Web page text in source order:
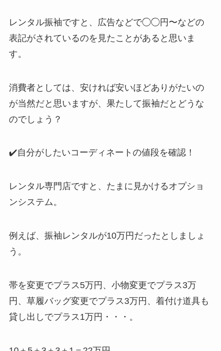
レンタル振袖ですと、広告などで◯◯円〜などの
表記がされているのを見たことがあると思いま
す。
消費者としては、安ければ安いほどありがたいの
が当然だと思いますが、果たして振袖だとどうな
のでしょう？
✔️自分がしたいコーディネートの値段を確認！
レンタル専門店ですと、たまに見かけるオプショ
ンシステム。
例えば、振袖レンタルが10万円だったとしましょ
う。
帯を変更でプラス5万円、小物変更でプラス3万
円、草履バッグ変更でプラス3万円、着付け道具も
貸し出しでプラス1万円・・・。